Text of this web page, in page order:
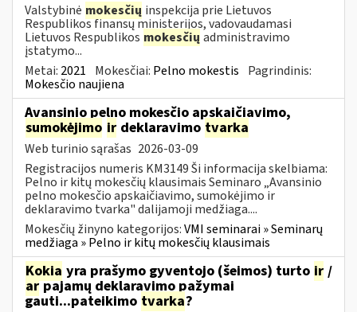
Valstybinė mokesčių inspekcija prie Lietuvos
Respublikos finansų ministerijos, vadovaudamasi
Lietuvos Respublikos mokesčių administravimo
įstatymo...
Metai: 2021 Mokesčiai: Pelno mokestis Pagrindinis:
Mokesčio naujiena
Avansinio pelno mokesčio apskaičiavimo,
sumokėjimo ir deklaravimo tvarka
Web turinio sąrašas 2026-03-09
Registracijos numeris KM3149 Ši informacija skelbiama:
Pelno ir kitų mokesčių klausimais Seminaro „Avansinio
pelno mokesčio apskaičiavimo, sumokėjimo ir
deklaravimo tvarka" dalijamoji medžiaga....
Mokesčių žinyno kategorijos:VMI seminarai » Seminarų
medžiaga » Pelno ir kitų mokesčių klausimais
Kokia yra prašymo gyventojo (šeimos) turto ir /
arpajamų deklaravimo pažymai
gauti...pateikimo tvarka?